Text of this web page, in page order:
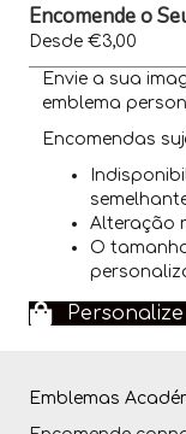
Encomende o
Desde €3,00
Envie a sua
emblema
Encomendas
Alteração
O
Emblemas